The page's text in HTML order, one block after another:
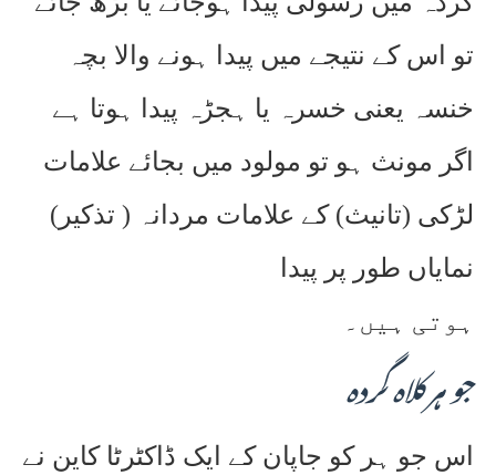
تو اس کے نتیجے میں پیدا ہونے والا بچہ
خنسہ یعنی خسرہ یا ہجڑہ پیدا ہوتا ہے
اگر مونث ہو تو مولود میں بجائے علامات
لڑکی (تانیث) کے علامات مردانہ ( تذکیر)
نمایاں طور پر پیدا
ہوتی ہیں۔
جو ہر کلاہ گردہ
اس جو ہر کو جاپان کے ایک ڈاکٹرٹا کاین نے